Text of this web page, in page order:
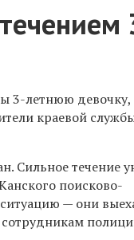
3-летнюю девочку,
краевой
Сильное течение
поисково-
— они